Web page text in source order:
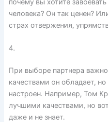
человека? Он так ценен?
страх отвержения,
4.
При выборе партнера
качествами он обладает,
настроен. Например, Том
лучшими качествами, но
даже и не знает.